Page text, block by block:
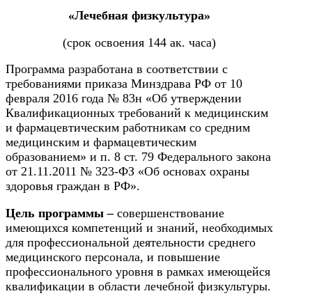
науки
Социология и социальная работа
Профессиональное обучение
рабочих и служащих
История и археология
Психологические науки
Техносферная безопасность и ОТ
Техносферная безопасность и
«Лечебная физкультура»
(срок освоения 144 ак. часа)
Программа разработана в соответствии с
требованиями приказа Минздрава РФ от 10
февраля 2016 года № 83н «Об утверждении
Квалификационных требований к медицинским
и фармацевтическим работникам со средним
медицинским и фармацевтическим
образованием» и п. 8 ст. 79 Федерального закона
от 21.11.2011 № 323-ФЗ «Об основах охраны
здоровья граждан в РФ».
Цель программы – совершенствование
имеющихся компетенций и знаний, необходимых
для профессиональной деятельности среднего
медицинского персонала, и повышение
профессионального уровня в рамках имеющейся
квалификации в области лечебной физкультуры.